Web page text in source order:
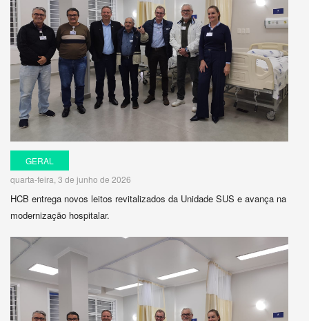
GERAL
quarta-feira, 3 de junho de 2026
HCB entrega novos leitos revitalizados da Unidade SUS e avança na
modernização hospitalar.